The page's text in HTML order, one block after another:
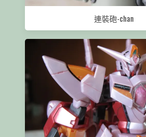
連裝砲-chan